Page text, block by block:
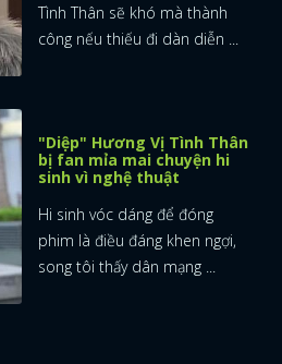
Tình Thân sẽ khó mà thành
công nếu thiếu đi dàn diễn ...
"Diệp" Hương Vị Tình Thân
bị fan mỉa mai chuyện hi
sinh vì nghệ thuật
Hi sinh vóc dáng để đóng
phim là điều đáng khen ngợi,
song tôi thấy dân mạng ...